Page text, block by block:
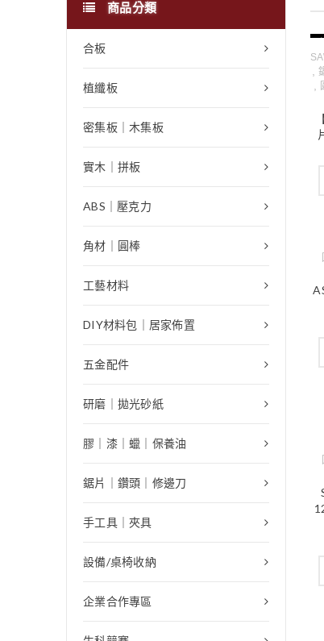
商品分類
合板
植纖板
密集板｜木集板
實木｜拼板
ABS｜壓克力
角材｜圓棒
工藝材料
DIY材料包｜居家佈置
五金配件
研磨｜拋光砂紙
膠｜漆｜蠟｜保養油
鋸片｜鑽頭｜修邊刀
手工具｜夾具
設備/桌椅收納
企業合作專區